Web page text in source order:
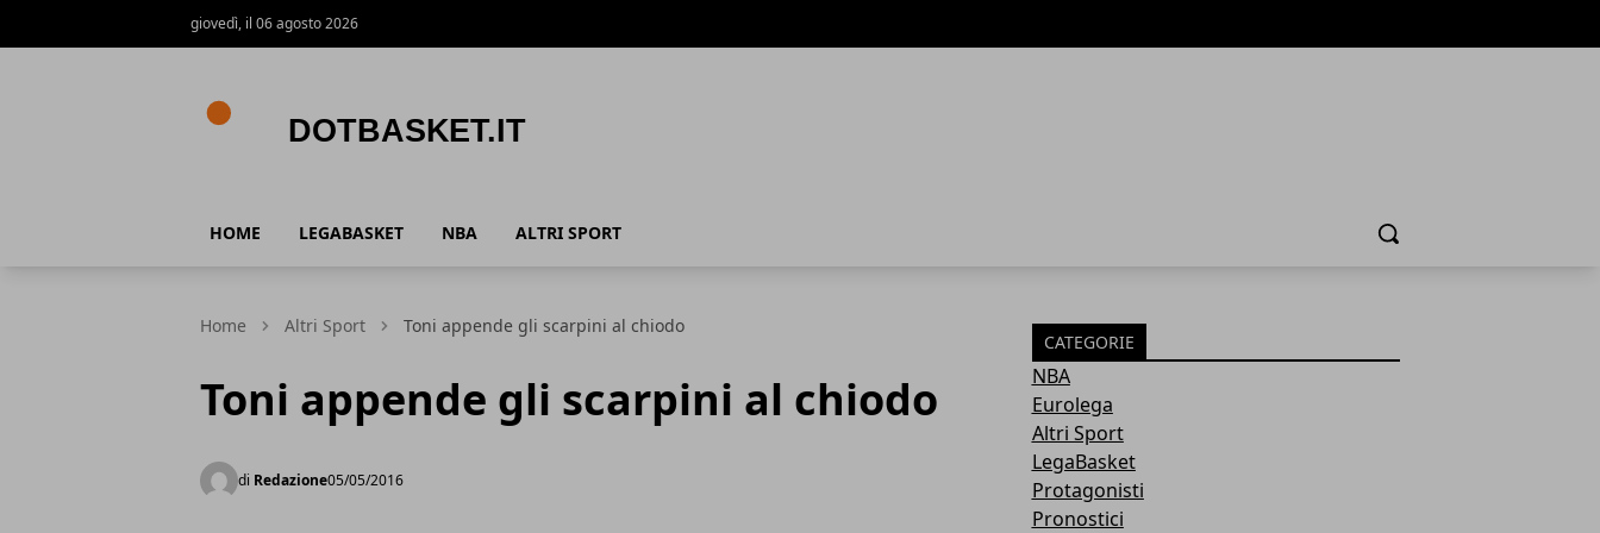
giovedì, il 06 agosto 2026
HOME LEGABASKET NBA ALTRI SPORT Cerca
Home Altri Sport Toni appende gli scarpini al chiodo
Toni appende gli scarpini al chiodo
di Redazione05/05/2016
CATEGORIE
NBA
Eurolega
Altri Sport
LegaBasket
Protagonisti
Pronostici